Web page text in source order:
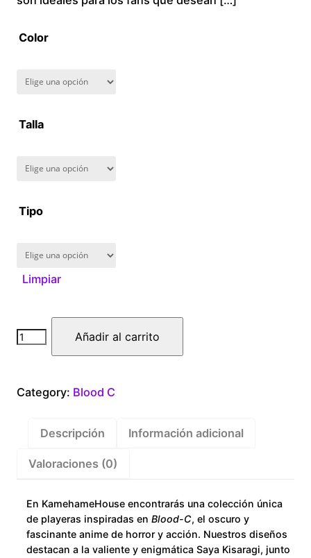
Color
Talla
Tipo
Limpiar
Blood
cantidad
Añadir al carrito
Category: Blood C
Descripción Información adicional
Valoraciones (0)
En KamehameHouse encontrarás una colección única
de playeras inspiradas enBlood-C, el oscuro y
fascinante anime de horror y acción. Nuestros diseños
destacan a la valiente y enigmática Saya Kisaragi, junto